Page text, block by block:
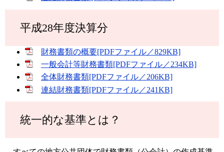
平成28年度決算分
財務書類の概要[PDFファイル／829KB]
一般会計等財務書類[PDFファイル／234KB]
全体財務書類[PDFファイル／206KB]
連結財務書類[PDFファイル／241KB]
統一的な基準とは？